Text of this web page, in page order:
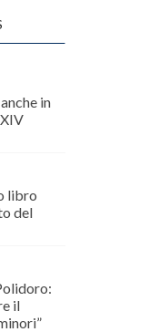
in
libro
del
il